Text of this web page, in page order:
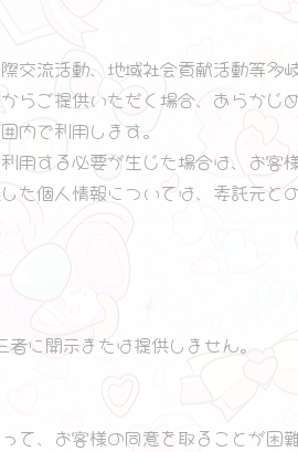
流活動、地域社会貢献活動等多
らご提供いただく場合、あらかじ
内で利用します。
用する必要が生じた場合は、お客
個人情報については、委託元と
に開示または提供しません。
て、お客様の同意を取ることが困